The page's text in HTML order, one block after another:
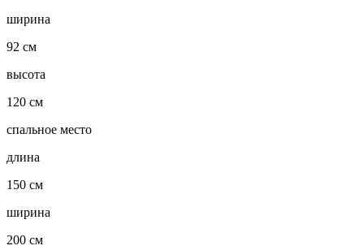
ширина
92 см
высота
120 см
спальное место
длина
150 см
ширина
200 см